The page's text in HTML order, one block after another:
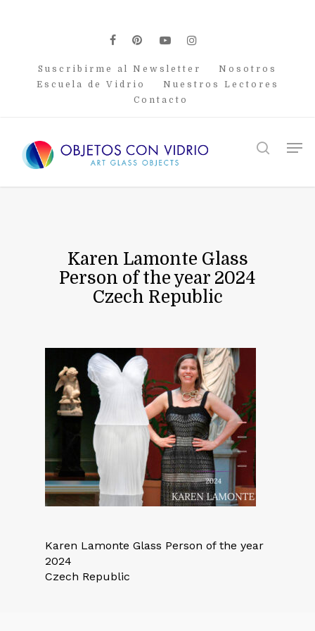
facebook
pinterest
youtubeinstagram
Suscribirme al Newsletter
Nosotros
Escuela de Vidrio
Nuestros Lectores
Contacto
search
Karen Lamonte Glass
Person of the year 2024
Czech Republic
Karen Lamonte Glass Person of the year
2024
Czech Republic